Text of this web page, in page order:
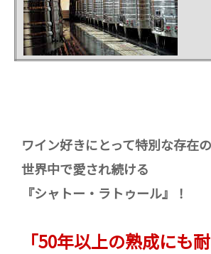
ワイン好きにとって特別な存在の
世界中で愛され続ける
『シャトー・ラトゥール』！
「50年以上の熟成にも